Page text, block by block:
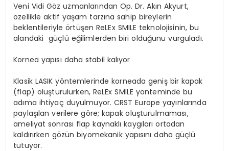
Veni Vidi Göz uzmanlarından Op. Dr. Akın Akyurt,
özellikle aktif yaşam tarzına sahip bireylerin
beklentileriyle örtüşen ReLEx SMILE teknolojisinin, bu
alandaki güçlü eğilimlerden biri olduğunu vurguladı.
Kornea yapısı daha stabil kalıyor
Klasik LASIK yöntemlerinde korneada geniş bir kapak
(flap) oluşturulurken, ReLEx SMILE yönteminde bu
adıma ihtiyaç duyulmuyor. CRST Europe yayınlarında
paylaşılan verilere göre; kapak oluşturulmaması,
ameliyat sonrası flap kaynaklı kaygıları ortadan
kaldırırken gözün biyomekanik yapısını daha güçlü
tutuyor.